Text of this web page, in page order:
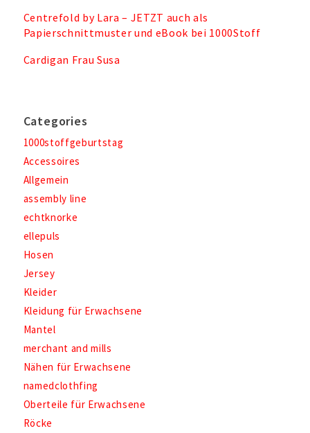
Centrefold by Lara – JETZT auch als
Papierschnittmuster und eBook bei 1000Stoff
Cardigan Frau Susa
Categories
1000stoffgeburtstag
Accessoires
Allgemein
assembly line
echtknorke
ellepuls
Hosen
Jersey
Kleider
Kleidung für Erwachsene
Mantel
merchant and mills
Nähen für Erwachsene
namedclothfing
Oberteile für Erwachsene
Röcke